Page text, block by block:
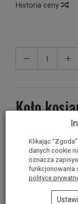
Historia ceny
Koło
Średnica koła
Średnica osi koła
Długość osi koła
Łożyska kulkowe
Klikając
danych cookie
oznacza
funkcjonowania
polityce